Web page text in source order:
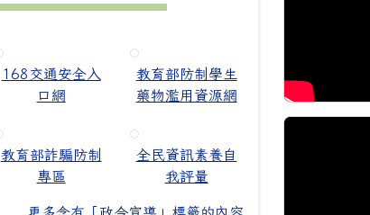
168交通安全入
口網
教育部防制學生
藥物濫用資源網
教育部詐騙防制
專區
全民資訊素養自
我評量